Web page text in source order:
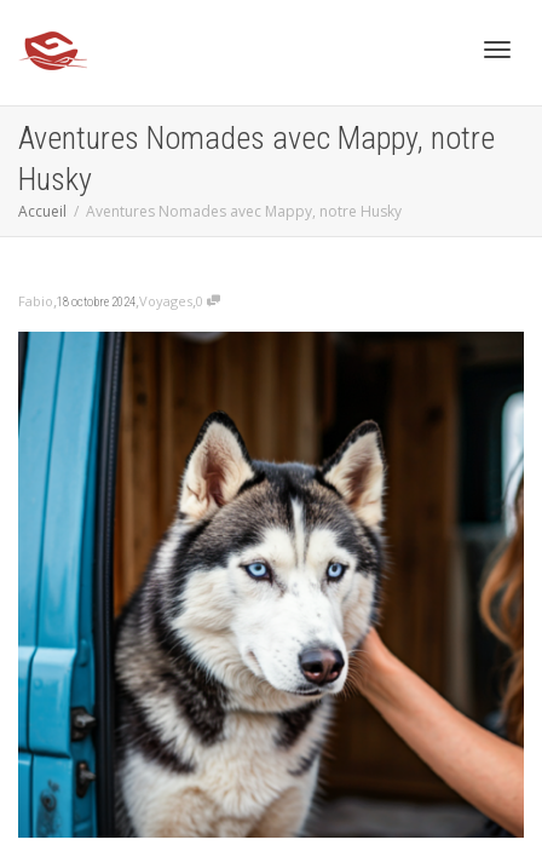
Aventures Nomades avec Mappy, notre
Husky
Accueil Aventures Nomades avec Mappy, notre Husky
Fabio,18 octobre 2024,Voyages,0